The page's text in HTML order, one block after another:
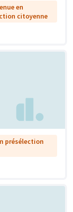
en
citoyenne
présélection